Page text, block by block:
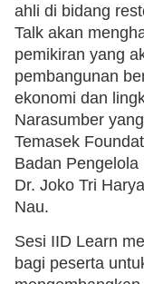
ahli di bidang
Talk akan
pemikiran yang
pembangunan
ekonomi dan
Narasumber
Temasek
Badan
Dr. Joko Tri
Nau.
Sesi IID Learn
bagi peserta